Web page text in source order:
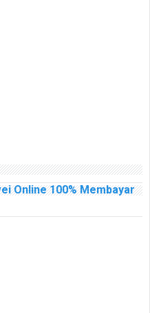
Online 100% Membayar